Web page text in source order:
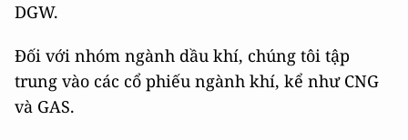
DGW.
Đối với nhóm ngành dầu khí, chúng tôi tập
trung vào các cổ phiếu ngành khí, kể như CNG
và GAS.